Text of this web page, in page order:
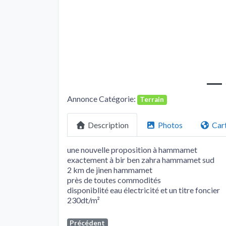
Annonce Catégorie: Terrain
Description Photos
une nouvelle proposition à hammamet
exactement à bir ben zahra hammamet sud
2 km de jinen hammamet
près de toutes commodités
disponiblité eau électricité et un titre foncier
230dt/m²
Précédent